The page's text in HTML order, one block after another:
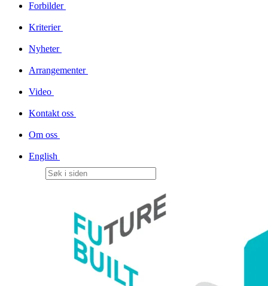
Forbilder
Kriterier
Nyheter
Arrangementer
Video
Kontakt oss
Om oss
English